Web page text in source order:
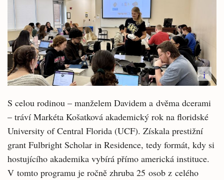
i
S celou rodinou – manželem Davidem a dvěma dcerami
– tráví Markéta Košatková akademický rok na floridské
University of Central Florida (UCF). Získala prestižní
grant Fulbright Scholar in Residence, tedy formát, kdy si
hostujícího akademika vybírá přímo americká instituce.
V tomto programu je ročně zhruba 25 osob z celého